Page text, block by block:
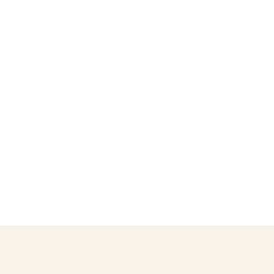
une histoire.
Premium ?
Premium
du pain d’épices et des nonnettes premium